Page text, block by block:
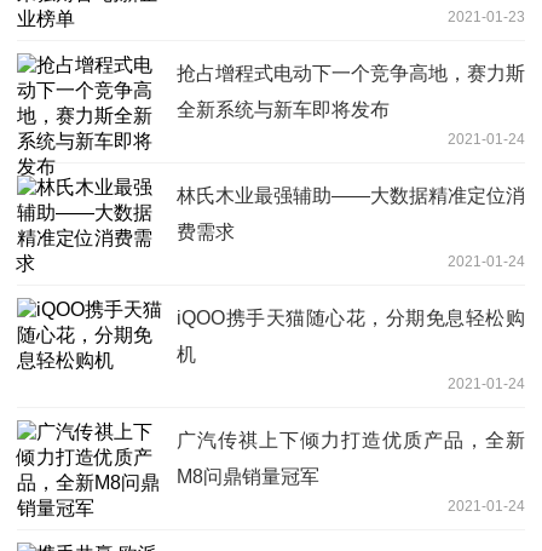
2021-01-23
抢占增程式电动下一个竞争高地，赛力斯
全新系统与新车即将发布
2021-01-24
林氏木业最强辅助——大数据精准定位消
费需求
2021-01-24
iQOO携手天猫随心花，分期免息轻松购
机
2021-01-24
广汽传祺上下倾力打造优质产品，全新
M8问鼎销量冠军
2021-01-24